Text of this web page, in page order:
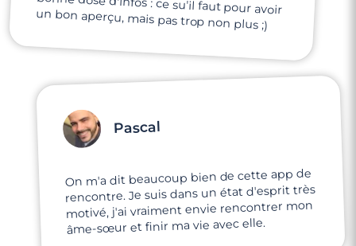
un bon aperçu, mais pas trop non plus ;)
Pascal
On m'a dit beaucoup bien de cette app de
rencontre. Je suis dans un état d'esprit très
motivé, j'ai vraiment envie rencontrer mon
âme-sœur et finir ma vie avec elle.